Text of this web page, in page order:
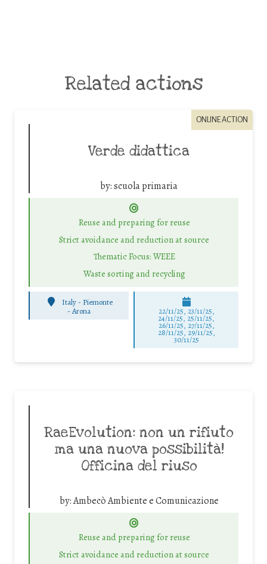
Related actions
ONLINE ACTION
Verde didattica
by:scuola primaria
Reuse and preparing for reuse
Strict avoidance and reduction at source
Thematic Focus: WEEE
Waste sorting and recycling
Italy - Piemonte
-Arona 22/11/25, 23/11/25,
24/11/25, 25/11/25,
26/11/25, 27/11/25,
28/11/25, 29/11/25,
30/11/25
RaeEvolution: non un rifiuto
ma una nuova possibilità!
Officina del riuso
by:Ambecò Ambiente e Comunicazione
Reuse and preparing for reuse
Strict avoidance and reduction at source